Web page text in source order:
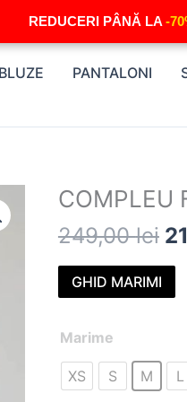
REDUCERI PÂNĂ LA -
PANTALONI
COMPLEU
249,00lei a
GHID MARIMI
Marime
XS S M L
Cantitate
FLOWER